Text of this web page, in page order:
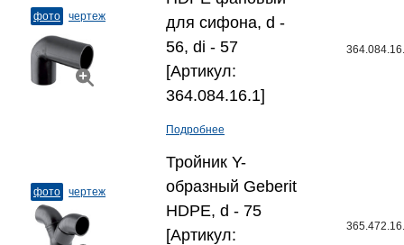
фото чертеж
для сифона, d -
56, di - 57
[Артикул:
364.084.16.1]
Подробнее
фото чертеж
Тройник Y-
образный Geberit
HDPE, d - 75
[Артикул: